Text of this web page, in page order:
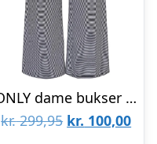
ONLY dame bukser ONLKAREN – White Black
kr.299,95 Den
kr. 100,00Den